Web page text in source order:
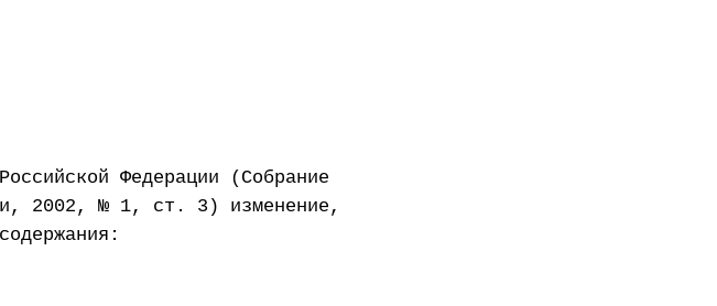
Федерации (Собрание
2002, № 1, ст. 3) изменение,